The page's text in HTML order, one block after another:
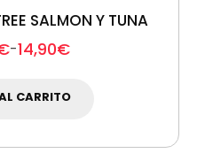
SALMON Y TUNA
14,90€
-
CARRITO